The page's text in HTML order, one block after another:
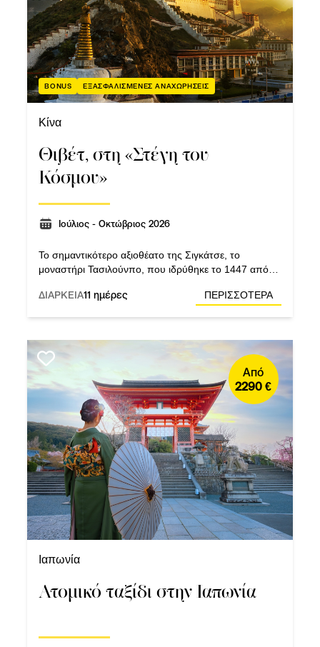
BONUS ΕΞΑΣΦΑΛΙΣΜΕΝΕΣ ΑΝΑΧΩΡΗΣΕΙΣ
Κίνα
Θιβέτ, στη «Στέγη του
Κόσμου»
Ιούλιος - Οκτώβριος 2026
Το σημαντικότερο αξιοθέατο της Σιγκάτσε, το
μοναστήρι Τασιλούνπο, που ιδρύθηκε το 1447 από
Προστασίας Πάντα στο Τσενγκντού.
ΔΙΑΡΚΕΙΑ11 ημέρες ΠΕΡΙΣΣΟΤΕΡΑ
Από
2290 €
Ιαπωνία
Ατομικό ταξίδι στην Ιαπωνία